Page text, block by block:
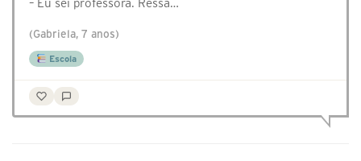
– Eu sei professora. Ressa…
(Gabriela, 7 anos)
Escola